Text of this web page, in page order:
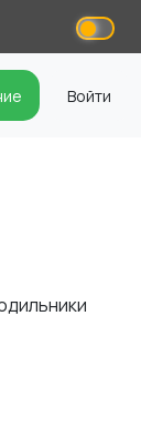
Войти